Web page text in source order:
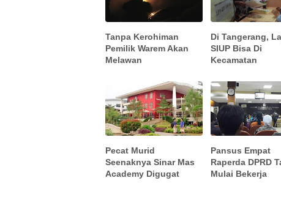
Tanpa Kerohiman
Pemilik Warem Akan
Melawan
Di Tangerang,
SIUP Bisa Di
Kecamatan
Pecat Murid
Seenaknya Sinar Mas
Academy Digugat
Pansus Empat
Raperda DPRD
Mulai Bekerja